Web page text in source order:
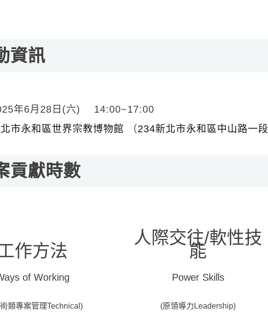
資訊
年6月28日(六) 14:00~17:00
市永和區世界宗教博物館 （234新北市永和區中山路一
貢獻時數
作方法
of Working
類專案管理Technical)
人際交往/軟性技
能
Power Skills
(原領導力Leadership)